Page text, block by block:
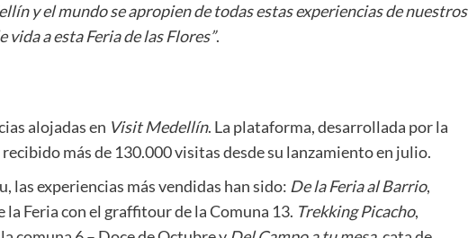
y el mundo se apropien de todas estas experiencias de nuestros
a esta Feria de las Flores”.
alojadas en Visit Medellín. La plataforma, desarrollada por la
más de 130.000 visitas desde su lanzamiento en julio.
las experiencias más vendidas han sido: De la Feria al Barrio,
Feria con el graffitour de la Comuna 13. Trekking Picacho,